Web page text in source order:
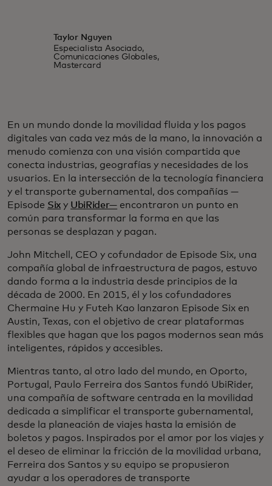
Taylor Nguyen
Especialista Asociado,
Comunicaciones Globales,
Mastercard
En un mundo donde la movilidad fluida y los pagos
digitales van cada vez más de la mano, la innovación a
menudo comienza con una visión compartida que
conecta industrias, geografías y necesidades de los
usuarios. En la intersección de la tecnología financiera
y el transporte gubernamental, dos compañías —
Episode Six y UbiRider— encontraron un punto en
común para transformar la forma en que las
personas se desplazan y pagan.
John Mitchell, CEO y cofundador de Episode Six, una
compañía global de infraestructura de pagos, estuvo
dando forma a la industria desde principios de la
década de 2000. En 2015, él y los cofundadores
Chermaine Hu y Futeh Kao lanzaron Episode Six en
Austin, Texas, con el objetivo de crear plataformas
flexibles que hagan que los pagos modernos sean más
inteligentes, rápidos y accesibles.
Mientras tanto, al otro lado del mundo, en Oporto,
Portugal, Paulo Ferreira dos Santos fundó UbiRider,
una compañía de software centrada en la movilidad
dedicada a simplificar el transporte gubernamental,
desde la planeación de viajes hasta la emisión de
boletos y pagos. Inspirados por el amor por los viajes y
el deseo de eliminar la fricción de la movilidad urbana,
Ferreira dos Santos y su equipo se propusieron
ayudar a los operadores de transporte